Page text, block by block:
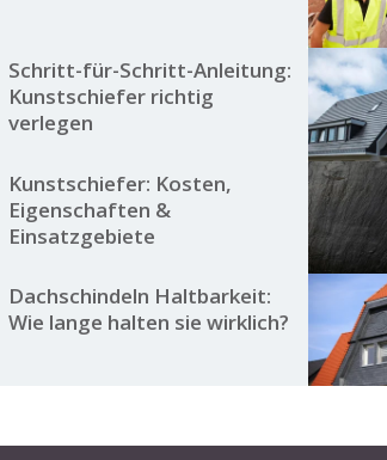
Schritt-für-Schritt-Anleitung:
Kunstschiefer richtig
verlegen
Kunstschiefer: Kosten,
Eigenschaften &
Einsatzgebiete
Dachschindeln Haltbarkeit:
Wie lange halten sie wirklich?